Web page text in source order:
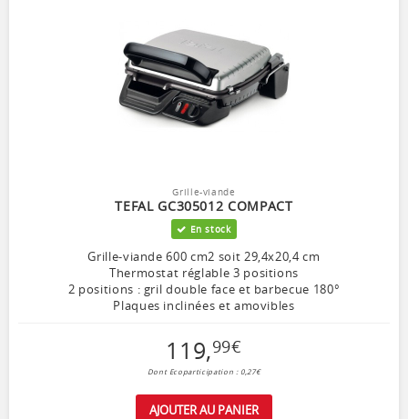
Grille-viande
TEFAL GC305012 COMPACT
En stock
Grille-viande 600 cm2 soit 29,4x20,4 cm
Thermostat réglable 3 positions
2 positions : gril double face et barbecue 180°
Plaques inclinées et amovibles
119,99€
Dont Ecoparticipation : 0,27€
AJOUTER AU PANIER